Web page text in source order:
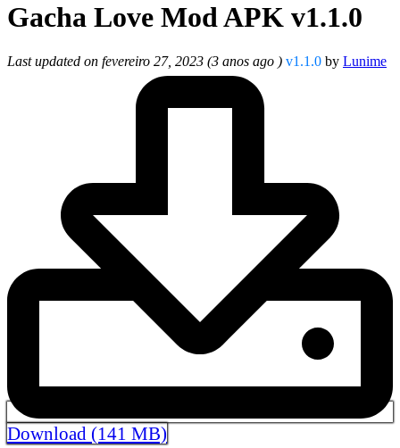
Gacha Love Mod APK v1.1.0
Last updated on fevereiro 27, 2023 (3 anos ago ) v1.1.0 by Lunime
Download (141 MB)